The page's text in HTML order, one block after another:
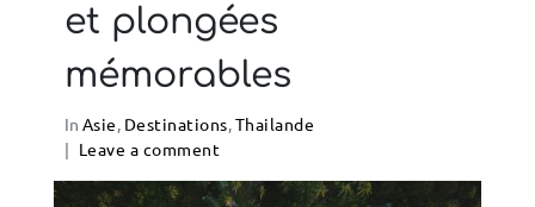
et plongées
mémorables
In Asie, Destinations,Thailande
Leave a comment